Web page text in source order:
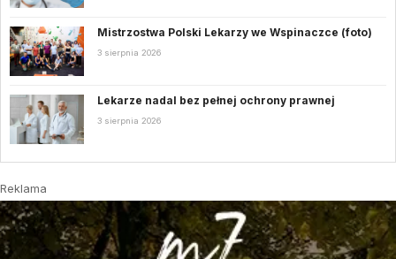
Mistrzostwa Polski Lekarzy we Wspinaczce (foto)
3 sierpnia 2026
Lekarze nadal bez pełnej ochrony prawnej
3 sierpnia 2026
Reklama